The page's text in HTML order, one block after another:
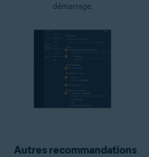
démarrage.
Autres recommandations